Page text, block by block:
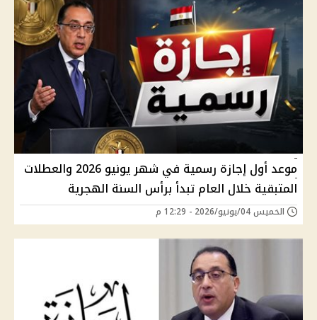
موعد أول إجازة رسمية في شهر يونيو 2026 والعطلات
المتبقية خلال العام تبدأ برأس السنة الهجرية
الخميس 04/يونيو/2026 - 12:29 م